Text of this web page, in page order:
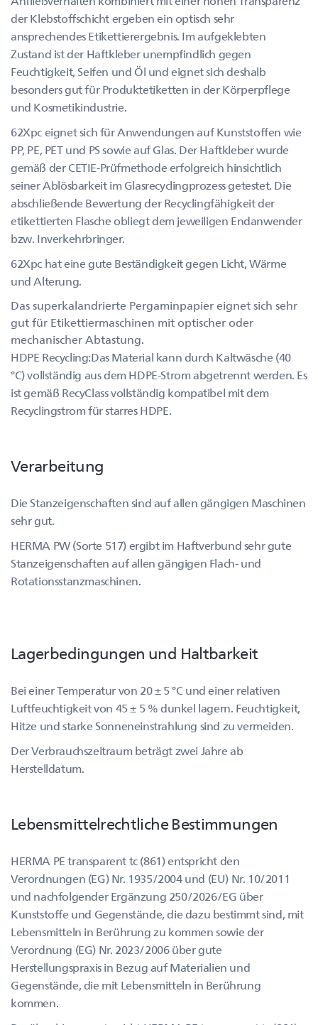
der Klebstoffschicht ergeben ein optisch sehr
ansprechendes Etikettierergebnis. Im aufgeklebten
Zustand ist der Haftkleber unempfindlich gegen
Feuchtigkeit, Seifen und Öl und eignet sich deshalb
besonders gut für Produktetiketten in der Körperpflege
und Kosmetikindustrie.
62Xpc eignet sich für Anwendungen auf Kunststoffen wie
PP, PE, PET und PS sowie auf Glas. Der Haftkleber wurde
gemäß der CETIE-Prüfmethode erfolgreich hinsichtlich
seiner Ablösbarkeit im Glasrecyclingprozess getestet. Die
abschließende Bewertung der Recyclingfähigkeit der
etikettierten Flasche obliegt dem jeweiligen Endanwender
bzw. Inverkehrbringer.
62Xpc hat eine gute Beständigkeit gegen Licht, Wärme
und Alterung.
Das superkalandrierte Pergaminpapier eignet sich sehr
gut für Etikettiermaschinen mit optischer oder
mechanischer Abtastung.
HDPE Recycling:Das Material kann durch Kaltwäsche (40
°C) vollständig aus dem HDPE-Strom abgetrennt werden. Es
ist gemäß RecyClass vollständig kompatibel mit dem
Recyclingstrom für starres HDPE.
Verarbeitung
Die Stanzeigenschaften sind auf allen gängigen Maschinen
sehr gut.
HERMA PW (Sorte 517) ergibt im Haftverbund sehr gute
Stanzeigenschaften auf allen gängigen Flach- und
Rotationsstanzmaschinen.
Lagerbedingungen und Haltbarkeit
Bei einer Temperatur von 20 ± 5 °C und einer relativen
Luftfeuchtigkeit von 45 ± 5 % dunkel lagern. Feuchtigkeit,
Hitze und starke Sonneneinstrahlung sind zu vermeiden.
Der Verbrauchszeitraum beträgt zwei Jahre ab
Herstelldatum.
Lebensmittelrechtliche Bestimmungen
HERMA PE transparent tc (861) entspricht den
Verordnungen (EG) Nr. 1935/2004 und (EU) Nr. 10/2011
und nachfolgender Ergänzung 250/2026/EG über
Kunststoffe und Gegenstände, die dazu bestimmt sind, mit
Lebensmitteln in Berührung zu kommen sowie der
Verordnung (EG) Nr. 2023/2006 über gute
Herstellungspraxis in Bezug auf Materialien und
Gegenstände, die mit Lebensmitteln in Berührung
kommen.